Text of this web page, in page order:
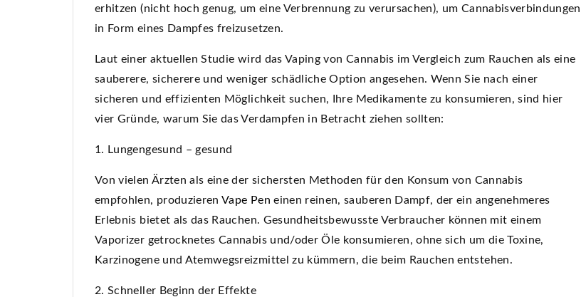
erhitzen (nicht hoch genug, um eine Verbrennung zu verursachen), um Cannabisverbindungen
in Form eines Dampfes freizusetzen.
Laut einer aktuellen Studie wird das Vaping von Cannabis im Vergleich zum Rauchen als eine
sauberere, sicherere und weniger schädliche Option angesehen. Wenn Sie nach einer
sicheren und effizienten Möglichkeit suchen, Ihre Medikamente zu konsumieren, sind hier
vier Gründe, warum Sie das Verdampfen in Betracht ziehen sollten:
1. Lungengesund – gesund
Von vielen Ärzten als eine der sichersten Methoden für den Konsum von Cannabis
empfohlen, produzierenVape Pen einen reinen, sauberen Dampf, der ein angenehmeres
Erlebnis bietet als das Rauchen. Gesundheitsbewusste Verbraucher können mit einem
Vaporizer getrocknetes Cannabis und/oder Öle konsumieren, ohne sich um die Toxine,
Karzinogene und Atemwegsreizmittel zu kümmern, die beim Rauchen entstehen.
2. Schneller Beginn der Effekte